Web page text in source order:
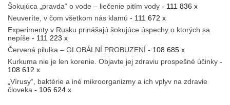
Šokujúca „pravda“ o vode – liečenie pitím vody - 111 836 x
Neuveríte, v čom všetkom nás klamú - 111 672 x
Experimenty v Rusku prinášajú šokujúce úspechy o ktorých sa
nepíše - 111 223 x
Červená pilulka – GLOBÁLNÍ PROBUZENÍ - 108 685 x
Kurkuma nie je len korenie. Objavte jej zdraviu prospešné účinky -
108 612 x
„Vírusy“, baktérie a iné mikroorganizmy a ich vplyv na zdravie
človeka - 106 624 x